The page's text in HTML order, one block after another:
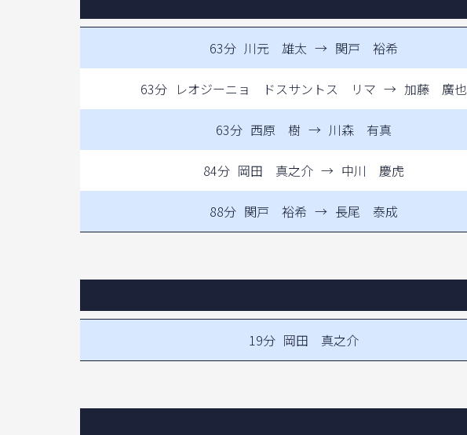
63分 川元 雄太 → 関戸 裕希
63分 レオジーニョ ドスサントス リマ → 加藤 廣也
63分 西原 樹 → 川森 有真
84分 岡田 真之介 → 中川 慶虎
88分 関戸 裕希 → 長尾 泰成
19分 岡田 真之介